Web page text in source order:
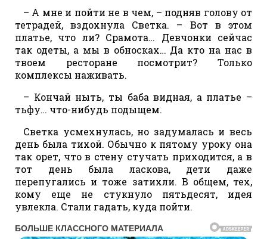
– А мне и пойти не в чем, – подняв голову от
тетрадей, вздохнула Светка. – Вот в этом
платье, что ли? Срамота… Девчонки сейчас
так одеты, а мы в обносках… Да кто на нас в
твоем ресторане посмотрит? Только
комплексы наживать.
– Кончай ныть, ты баба видная, а платье –
тьфу… что-нибудь подыщем.
Светка усмехнулась, но задумалась и весь
день была тихой. Обычно к пятому уроку она
так орет, что в стену стучать приходится, а в
тот день была ласкова, дети даже
перепугались и тоже затихли. В общем, тех,
кому еще не стукнуло пятьдесят, идея
увлекла. Стали гадать, куда пойти.